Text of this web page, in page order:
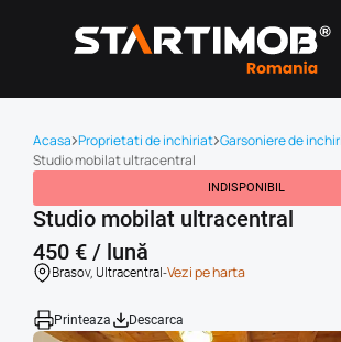
Acasa Proprietati de inchiriat Garsoniere de
Studio mobilat ultracentral
INDISPONIBIL
Studio mobilat ultracentral
450 € / lună
Brasov, Ultracentral-Vezi pe harta
Printeaza Descarca